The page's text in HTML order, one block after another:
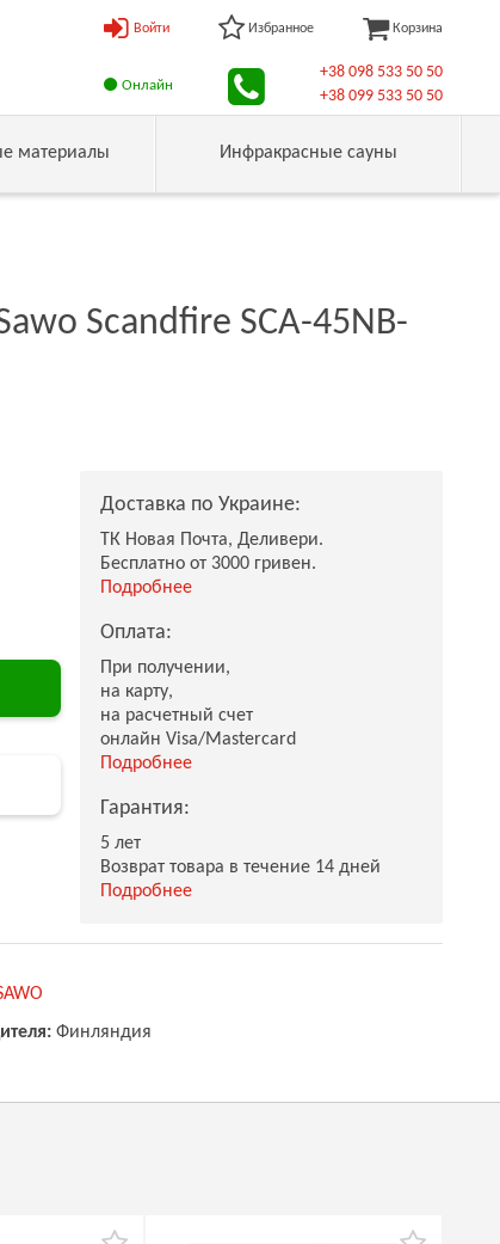
Войти Избранное Корзина
Онлайн
+38 098 533 50 50
+38 099 533 50 50
материалы Инфракрасные сауны
Scandfire SCA-45NB-
Доставка по Украине:
ТК Новая Почта, Деливери.
Бесплатно от 3000 гривен.
Подробнее
Оплата:
При получении,
на карту,
на расчетный счет
онлайн Visa/Mastercard
Подробнее
Гарантия:
5 лет
Возврат товара в течение 14 дней
Подробнее
Финляндия